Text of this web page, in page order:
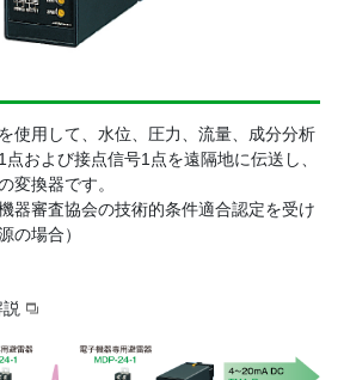
使用して、水位、圧力、流量、成分分析
および接点信号1点を遠隔地に伝送し、
変換器です。
器審査協会の技術的条件適合認定を受け
の場合）